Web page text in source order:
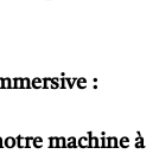
:
machine à